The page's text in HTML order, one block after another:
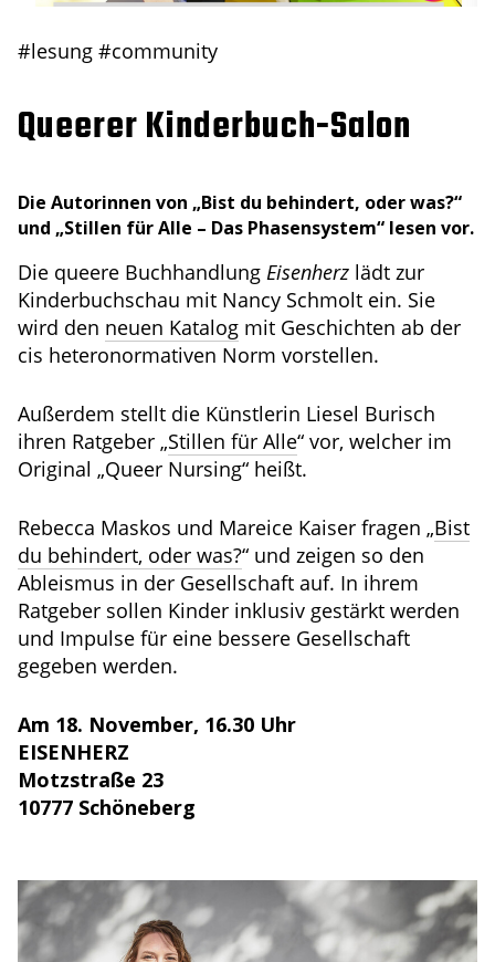
#lesung #community
Queerer Kinderbuch-Salon
Die Autorinnen von „Bist du behindert, oder was?“
und „Stillen für Alle – Das Phasensystem“ lesen vor.
Die queere Buchhandlung Eisenherz lädt zur
Kinderbuchschau mit Nancy Schmolt ein. Sie
wird den neuen Katalog mit Geschichten ab der
cis heteronormativen Norm vorstellen.
Außerdem stellt die Künstlerin Liesel Burisch
ihren Ratgeber „Stillen für Alle“ vor, welcher im
Original „Queer Nursing“ heißt.
Rebecca Maskos und Mareice Kaiser fragen „Bist
du behindert, oder was?“ und zeigen so den
Ableismus in der Gesellschaft auf. In ihrem
Ratgeber sollen Kinder inklusiv gestärkt werden
und Impulse für eine bessere Gesellschaft
gegeben werden.
Am 18. November, 16.30 Uhr
EISENHERZ
Motzstraße 23
10777 Schöneberg